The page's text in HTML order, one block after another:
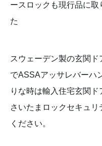
ースロックも現行品に取
た
スウェーデン製の玄関
でASSAアッサレバーハ
りな時は輸入住宅玄関ド
さいたまロックセキュ
ください。